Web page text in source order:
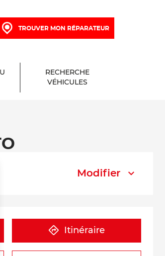
TROUVER MON RÉPARATEUR
RECHERCHE
VÉHICULES
Modifier
Itinéraire